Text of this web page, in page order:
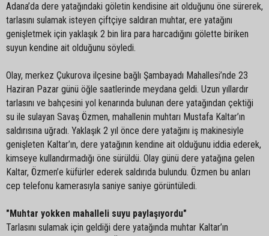
Adana’da dere yatağındaki göletin kendisine ait olduğunu öne sürerek,
tarlasını sulamak isteyen çiftçiye saldıran muhtar, ere yatağını
genişletmek için yaklaşık 2 bin lira para harcadığını gölette biriken
suyun kendine ait olduğunu söyledi.
Olay, merkez Çukurova ilçesine bağlı Şambayadı Mahallesi’nde 23
Haziran Pazar günü öğle saatlerinde meydana geldi. Uzun yıllardır
tarlasını ve bahçesini yol kenarında bulunan dere yatağından çektiği
su ile sulayan Savaş Özmen, mahallenin muhtarı Mustafa Kaltar’ın
saldırısına uğradı. Yaklaşık 2 yıl önce dere yatağını iş makinesiyle
genişleten Kaltar’ın, dere yatağının kendine ait olduğunu iddia ederek,
kimseye kullandırmadığı öne sürüldü. Olay günü dere yatağına gelen
Kaltar, Özmen’e küfürler ederek saldırıda bulundu. Özmen bu anları
cep telefonu kamerasıyla saniye saniye görüntüledi.
"Muhtar yokken mahalleli suyu paylaşıyordu"
Tarlasını sulamak için geldiği dere yatağında muhtar Kaltar’ın